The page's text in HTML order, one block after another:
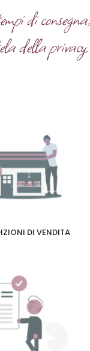
di consegna,
della privacy.
DI VENDITA